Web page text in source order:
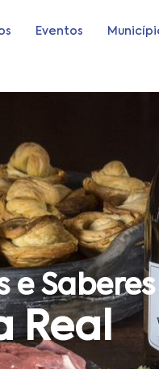
Eventos
e Saberes
Real